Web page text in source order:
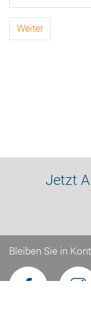
Weiter
Jetzt
Bleiben Sie in